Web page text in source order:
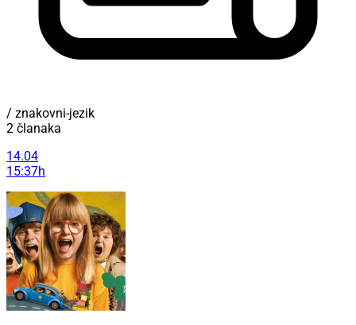
/ znakovni-jezik
2 članaka
14.04
15:37h